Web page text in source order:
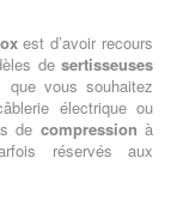
est d’avoir recours
de sertisseuses
vous souhaitez
électrique ou
de compression à
réservés aux